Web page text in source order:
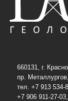
660131, г.
пр.
тел. +7 913 534-
+7 906 911-27-03,